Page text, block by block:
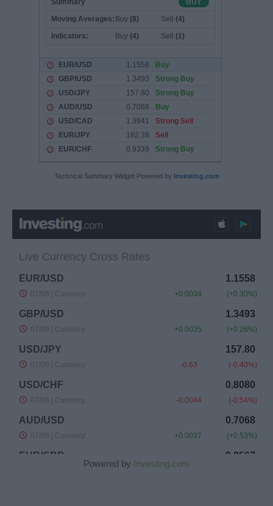
Technical Summary Widget Powered by Investing.com
Powered by Investing.com